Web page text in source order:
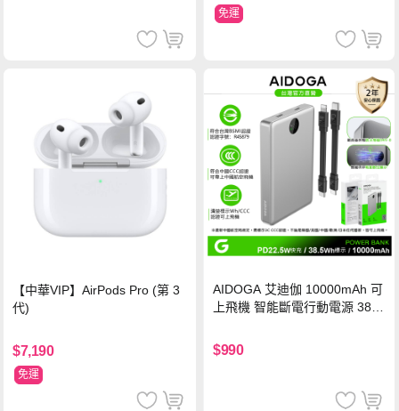
免運
【中華VIP】AirPods Pro (第 3
代)
$7,190
免運
AIDOGA 艾迪伽 10000mAh 可
上飛機 智能斷電行動電源 38.5
灣BSMI/中國CCC/歐美CE/FCC
認證
$990